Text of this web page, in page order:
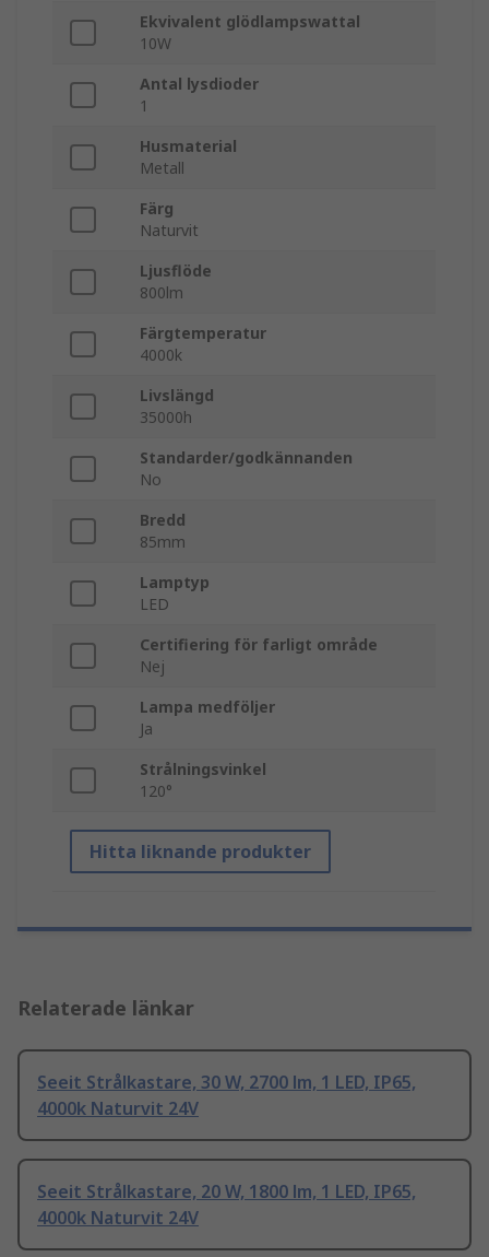
Ekvivalent glödlampswattal
10W
Antal lysdioder
1
Husmaterial
Metall
Färg
Naturvit
Ljusflöde
800lm
Färgtemperatur
4000k
Livslängd
35000h
Standarder/godkännanden
No
Bredd
85mm
Lamptyp
LED
Certifiering för farligt område
Nej
Lampa medföljer
Ja
Strålningsvinkel
120°
Hitta liknande produkter
Relaterade länkar
Seeit Strålkastare, 30 W, 2700 lm, 1 LED, IP65,
4000k Naturvit 24V
Seeit Strålkastare, 20 W, 1800 lm, 1 LED, IP65,
4000k Naturvit 24V